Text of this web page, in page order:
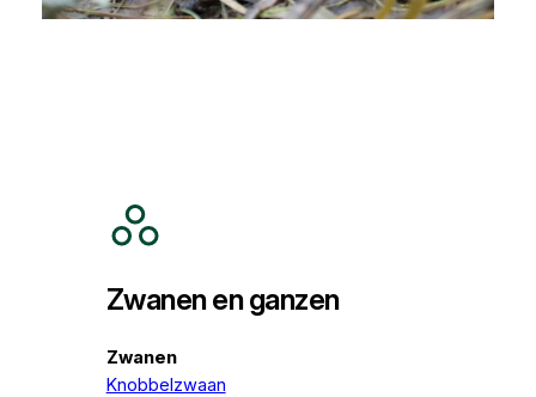
Zwanen en ganzen
Zwanen
Knobbelzwaan